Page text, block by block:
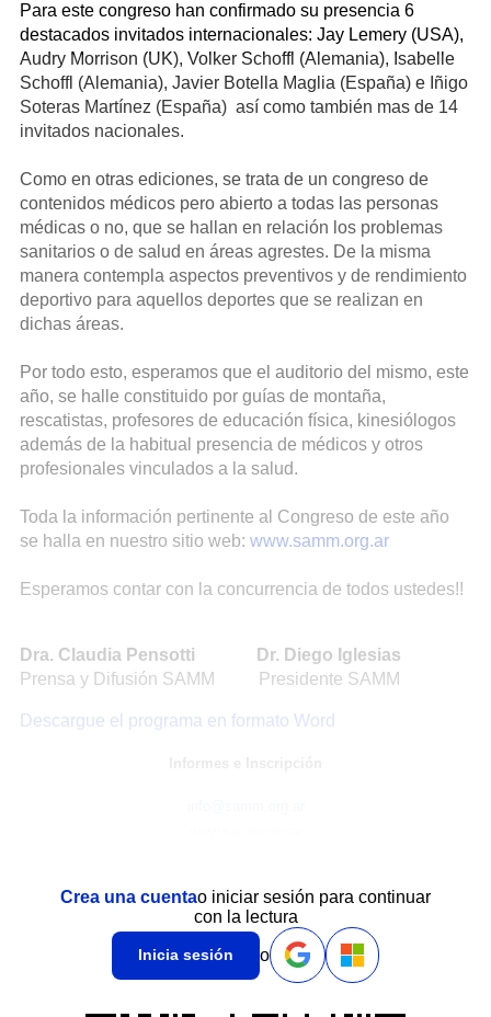
Para este congreso han confirmado su presencia 6
destacados invitados internacionales: Jay Lemery (USA),
Audry Morrison (UK), Volker Schoffl (Alemania), Isabelle
Schoffl (Alemania), Javier Botella Maglia (España) e Iñigo
Soteras Martínez (España) así como también mas de 14
invitados nacionales.
Como en otras ediciones, se trata de un congreso de
contenidos médicos pero abierto a todas las personas
médicas o no, que se hallan en relación los problemas
sanitarios o de salud en áreas agrestes. De la misma
manera contempla aspectos preventivos y de rendimiento
deportivo para aquellos deportes que se realizan en
dichas áreas.
Por todo esto, esperamos que el auditorio del mismo, este
año, se halle constituido por guías de montaña,
rescatistas, profesores de educación física, kinesiólogos
además de la habitual presencia de médicos y otros
profesionales vinculados a la salud.
Toda la información pertinente al Congreso de este año
se halla en nuestro sitio web: www.samm.org.ar
Esperamos contar con la concurrencia de todos ustedes!!
Dra. Claudia Pensotti
Dr. Diego Iglesias
Prensa y Difusión SAMM Presidente SAMM
Descargue el programa en formato Word
Crea una cuentao iniciar sesión para continuar
con la lectura
Inicia sesión o